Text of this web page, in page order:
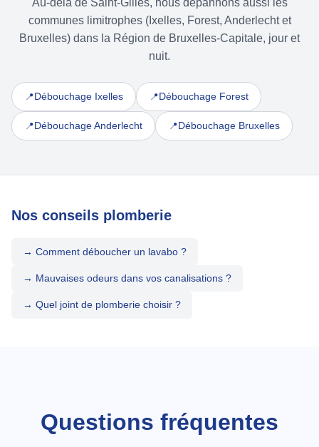
Au-delà de Saint-Gilles, nous dépannons aussi les
communes limitrophes (Ixelles, Forest, Anderlecht et
Bruxelles) dans la Région de Bruxelles-Capitale, jour et
nuit.
📍Débouchage Ixelles 📍Débouchage Forest
📍Débouchage Anderlecht 📍Débouchage Bruxelles
Nos conseils plomberie
→ Comment déboucher un lavabo ?
→ Mauvaises odeurs dans vos canalisations ?
→ Quel joint de plomberie choisir ?
Questions fréquentes